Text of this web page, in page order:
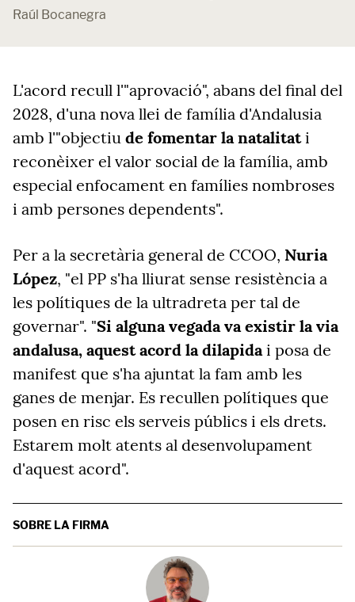
Raúl Bocanegra
L'acord recull l'"aprovació", abans del final del
2028, d'una nova llei de família d'Andalusia
amb l'"objectiu de fomentar la natalitati
reconèixer el valor social de la família, amb
especial enfocament en famílies nombroses
i amb persones dependents".
Per a la secretària general de CCOO, Nuria
López, "el PP s'ha lliurat sense resistència a
les polítiques de la ultradreta per tal de
governar". "Si alguna vegada va existir la via
andalusa, aquest acord la dilapidai posa de
manifest que s'ha ajuntat la fam amb les
ganes de menjar. Es recullen polítiques que
posen en risc els serveis públics i els drets.
Estarem molt atents al desenvolupament
d'aquest acord".
SOBRE LA FIRMA